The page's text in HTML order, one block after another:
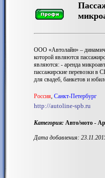
ООО «Автолайн» –
которой являются
являются: - аренда
пассажирские перевозки в
для свадеб, банкетов и
Россия, Санкт-Петербург
http://autoline-spb.ru
Категория: Авто/мото -
Дата добавления: